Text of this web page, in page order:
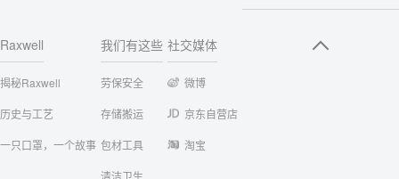
Raxwell
揭秘Raxwell
历史与工艺
一只口罩，一个故事
我们有这些
劳保安全
存储搬运
包材工具
清洁卫生
社交媒体
微博
京东自营店
淘宝